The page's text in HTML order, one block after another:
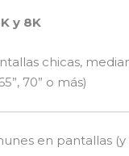
y 8K
chicas,
70” o más)
en pantallas